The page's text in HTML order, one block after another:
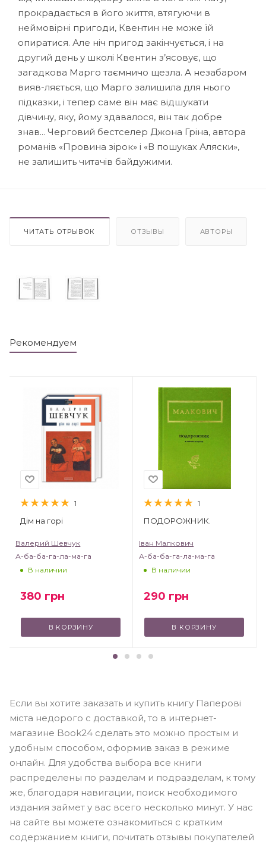
прокрадається в його життя, втягуючи в
неймовірні пригоди, Квентин не може їй
опиратися. Але ніч пригод закінчується, і на
другий день у школі Квентин з’ясовує, що
загадкова Марго таємничо щезла. А незабаром
вияв-ляється, що Марго залишила для нього
підказки, і тепер саме він має відшукати
дівчину, яку, йому здавалося, він так добре
знав... Черговий бестселер Джона Гріна, автора
романів «Провина зірок» і «В пошуках Аляски»,
не залишить читачів байдужими.
ЧИТАТЬ ОТРЫВОК ОТЗЫВЫ АВТОРЫ
Рекомендуем
1
Дім на горі
Валерий Шевчук
А-ба-ба-га-ла-ма-га
В наличии
380 грн
В КОРЗИНУ
1
ПОДОРОЖНИК.
Іван Малкович
А-ба-ба-га-ла-ма-га
В наличии
290 грн
В КОРЗИНУ
Если вы хотите заказать и купить книгу Паперові
міста недорого с доставкой, то в интернет-
магазине Book24 сделать это можно простым и
удобным способом, оформив заказ в режиме
онлайн. Для удобства выбора все книги
распределены по разделам и подразделам, к тому
же, благодаря навигации, поиск необходимого
издания займет у вас всего несколько минут. У нас
на сайте вы можете ознакомиться с кратким
содержанием книги, почитать отзывы покупателей